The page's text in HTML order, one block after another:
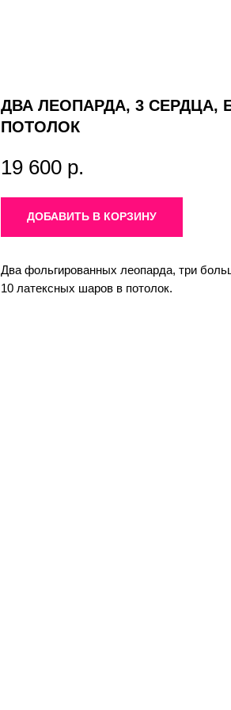
ДВА ЛЕОПАРДА, 3
ПОТОЛОК
19 600 р.
ДОБАВИТЬ В КОРЗИНУ
Два фольгированных леопарда, три
10 латексных шаров в потолок.